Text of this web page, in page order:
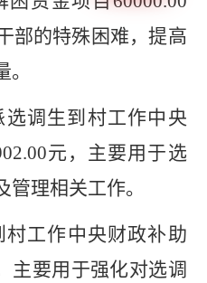
部的特殊困难，提高
选调生到村工作中央
元，主要用于选
管理相关工作。
村工作中央财政补助
主要用于强化对选调